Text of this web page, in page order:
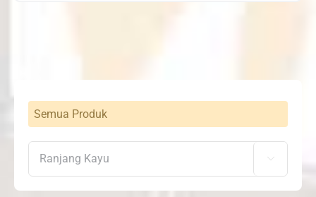
Semua Produk
